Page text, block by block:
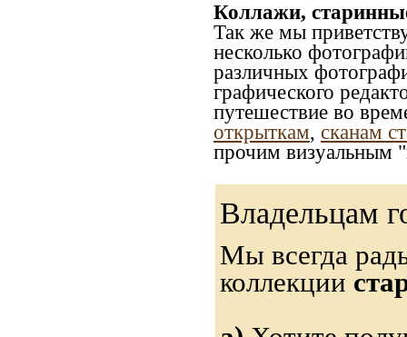
Коллажи,
Так же мы
несколько
различных
графического
путешествие во
открыткам, сканам
прочим визуальным
Владельцам
Мы всегда
коллекции